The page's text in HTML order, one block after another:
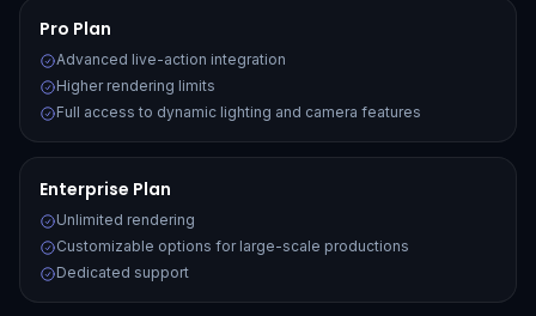
Pro Plan
Advanced live-action integration
Higher rendering limits
Full access to dynamic lighting and camera features
Enterprise Plan
Unlimited rendering
Customizable options for large-scale productions
Dedicated support